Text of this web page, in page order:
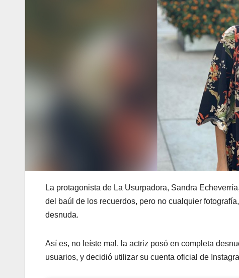
La protagonista de La Usurpadora, Sandra
del baúl de los recuerdos, pero no cualquier
desnuda.
Así es, no leíste mal, la actriz posó en completa
usuarios, y decidió utilizar su cuenta oficial de